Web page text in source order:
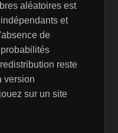
aléatoires est
et
de
reste
version
sur un site